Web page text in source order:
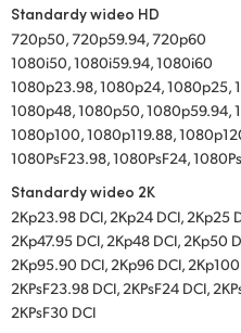
Standardy wideo HD
720p50, 720p59.94, 720p60
1080i50, 1080i59.94, 1080i60
1080p23.98, 1080p24, 1080p25,
1080p48, 1080p50, 1080p59.94,
1080p100, 1080p119.88,
1080PsF23.98, 1080PsF24,
Standardy wideo 2K
2Kp23.98 DCI, 2Kp24 DCI, 2Kp25
2Kp47.95 DCI, 2Kp48 DCI, 2Kp50
2Kp95.90 DCI, 2Kp96 DCI,
2KPsF23.98 DCI, 2KPsF24 DCI,
2KPsF30 DCI